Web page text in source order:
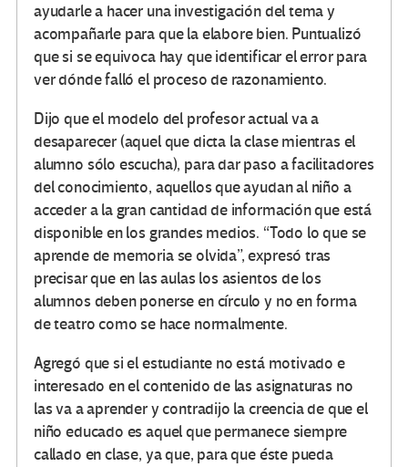
ayudarle a hacer una investigación del tema y
acompañarle para que la elabore bien. Puntualizó
que si se equivoca hay que identificar el error para
ver dónde falló el proceso de razonamiento.
Dijo que el modelo del profesor actual va a
desaparecer (aquel que dicta la clase mientras el
alumno sólo escucha), para dar paso a facilitadores
del conocimiento, aquellos que ayudan al niño a
acceder a la gran cantidad de información que está
disponible en los grandes medios. “Todo lo que se
aprende de memoria se olvida”, expresó tras
precisar que en las aulas los asientos de los
alumnos deben ponerse en círculo y no en forma
de teatro como se hace normalmente.
Agregó que si el estudiante no está motivado e
interesado en el contenido de las asignaturas no
las va a aprender y contradijo la creencia de que el
niño educado es aquel que permanece siempre
callado en clase, ya que, para que éste pueda